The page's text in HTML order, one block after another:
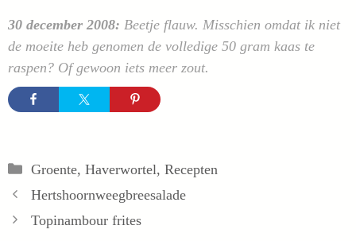
30 december 2008: Beetje flauw. Misschien omdat ik niet
de moeite heb genomen de volledige 50 gram kaas te
raspen? Of gewoon iets meer zout.
Categorieën
Groente, Haverwortel, Recepten
Hertshoornweegbreesalade
Topinambour frites